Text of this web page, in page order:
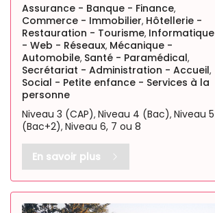
Assurance - Banque - Finance,
Commerce - Immobilier, Hôtellerie -
Restauration - Tourisme, Informatique
- Web - Réseaux, Mécanique -
Automobile, Santé - Paramédical,
Secrétariat - Administration - Accueil,
Social - Petite enfance - Services à la
personne
Niveau 3 (CAP), Niveau 4 (Bac), Niveau 5
(Bac+2), Niveau 6, 7 ou 8
En savoir plus